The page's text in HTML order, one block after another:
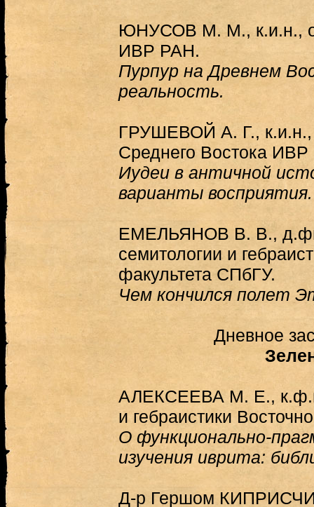
ЮНУСОВ М. М., к.и.н.,
ИВР РАН.
Пурпур на Древнем
реальность.
ГРУШЕВОЙ А. Г., к.и.н.,
Среднего Востока
Иудеи в античной
варианты восприятия.
ЕМЕЛЬЯНОВ В. В.,
семитологии и
факультета СПбГУ.
Чем кончился полет
Дневное
АЛЕКСЕЕВА М. Е.,
и гебраистики
О функционально-
изучения иврита:
Д-р Гершом КИПРИСЧИ